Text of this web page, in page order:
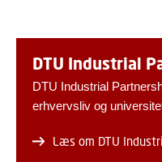
DTU Industrial
DTU Industrial
erhvervsliv og
Læs om DTU